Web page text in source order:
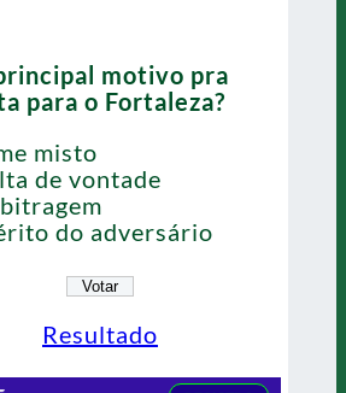
motivo pra
para o Fortaleza?
misto
de vontade
do adversário
Resultado